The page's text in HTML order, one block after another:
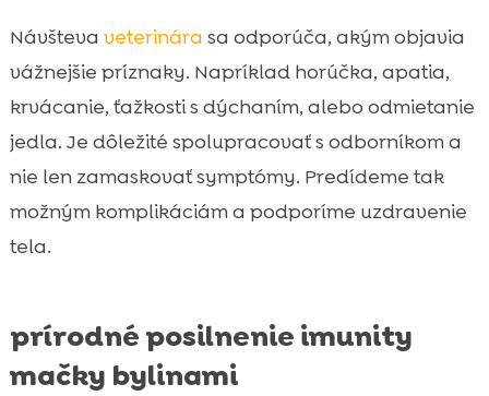
Návšteva veterinára sa odporúča, akým objavia
vážnejšie príznaky. Napríklad horúčka, apatia,
krvácanie, ťažkosti s dýchaním, alebo odmietanie
jedla. Je dôležité spolupracovať s odborníkom a
nie len zamaskovať symptómy. Predídeme tak
možným komplikáciám a podporíme uzdravenie
tela.
prírodné posilnenie imunity
mačky bylinami